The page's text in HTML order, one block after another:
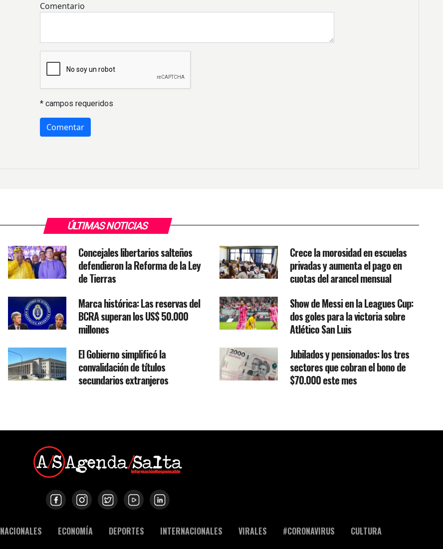
Comentario
* campos requeridos
ÚLTIMAS NOTICIAS
Concejales libertarios salteños
defendieron la Reforma de la Ley
de Tierras
Crece la morosidad en escuelas
privadas y aumenta el pago en
cuotas del arancel mensual
Marca histórica: Las reservas del
BCRA superan los US$ 50.000
millones
Show de Messi en la Leagues Cup:
dos goles para la victoria sobre
Atlético San Luis
El Gobierno simplificó la
convalidación de títulos
secundarios extranjeros
Jubilados y pensionados: los tres
sectores que cobran el bono de
$70.000 este mes
NACIONALES ECONOMÍA DEPORTES INTERNACIONALES VIRALES #CORONAVIRUS
CULTURA